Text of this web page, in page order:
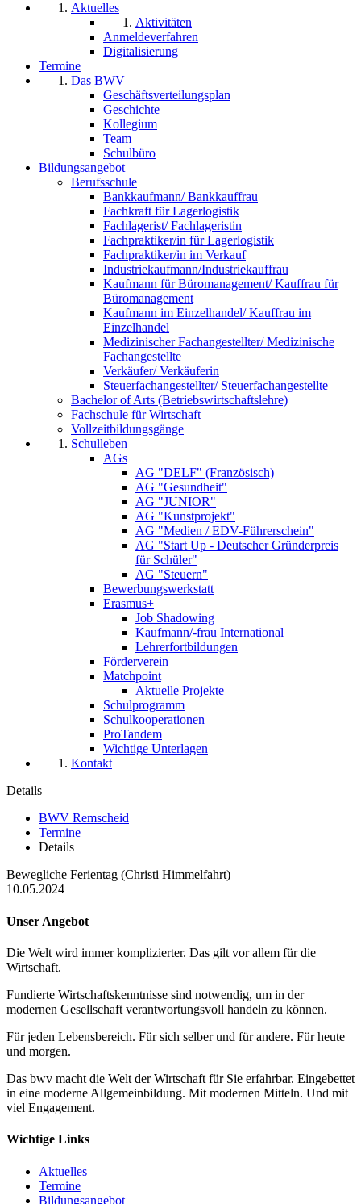
Aktuelles
Aktivitäten
Anmeldeverfahren
Digitalisierung
Termine
Das BWV
Geschäftsverteilungsplan
Geschichte
Kollegium
Team
Schulbüro
Bildungsangebot
Berufsschule
Bankkaufmann/ Bankkauffrau
Fachkraft für Lagerlogistik
Fachlagerist/ Fachlageristin
Fachpraktiker/in für Lagerlogistik
Fachpraktiker/in im Verkauf
Industriekaufmann/Industriekauffrau
Kaufmann für Büromanagement/ Kauffrau für
Büromanagement
Kaufmann im Einzelhandel/ Kauffrau im
Einzelhandel
Medizinischer Fachangestellter/ Medizinische
Fachangestellte
Verkäufer/ Verkäuferin
Steuerfachangestellter/ Steuerfachangestellte
Bachelor of Arts (Betriebswirtschaftslehre)
Fachschule für Wirtschaft
Vollzeitbildungsgänge
Schulleben
AGs
AG "DELF" (Französisch)
AG "Gesundheit"
AG "JUNIOR"
AG "Kunstprojekt"
AG "Medien / EDV-Führerschein"
AG "Start Up - Deutscher Gründerpreis
für Schüler"
AG "Steuern"
Bewerbungswerkstatt
Erasmus+
Job Shadowing
Kaufmann/-frau International
Lehrerfortbildungen
Förderverein
Matchpoint
Aktuelle Projekte
Schulprogramm
Schulkooperationen
ProTandem
Wichtige Unterlagen
Kontakt
Details
BWV Remscheid
Termine
Details
Bewegliche Ferientag (Christi Himmelfahrt)
10.05.2024
Unser Angebot
Die Welt wird immer komplizierter. Das gilt vor allem für die
Wirtschaft.
Fundierte Wirtschaftskenntnisse sind notwendig, um in der
modernen Gesellschaft verantwortungsvoll handeln zu können.
Für jeden Lebensbereich. Für sich selber und für andere. Für heute
und morgen.
Das bwv macht die Welt der Wirtschaft für Sie erfahrbar. Eingebettet
in eine moderne Allgemeinbildung. Mit modernen Mitteln. Und mit
viel Engagement.
Wichtige Links
Aktuelles
Termine
Bildungsangebot